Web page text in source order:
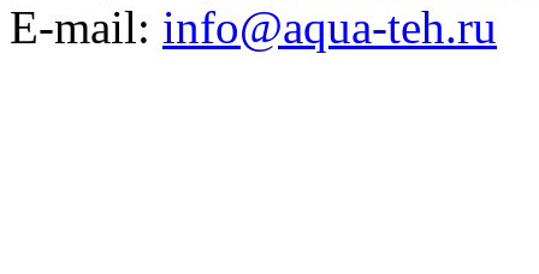
E-mail: info@aqua-teh.ru